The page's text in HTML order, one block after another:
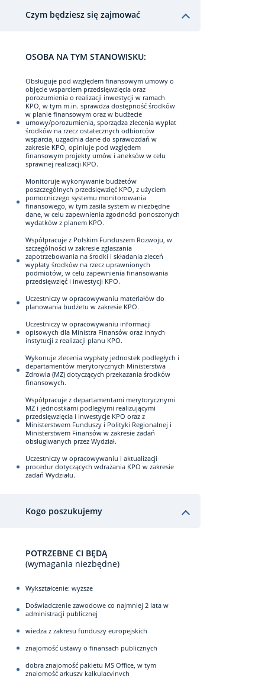
Czym będziesz się zajmować
OSOBA NA TYM STANOWISKU:
Obsługuje pod względem finansowym umowy o
objęcie wsparciem przedsięwzięcia oraz
porozumienia o realizacji inwestycji w ramach
KPO, w tym m.in. sprawdza dostępność środków
w planie finansowym oraz w budżecie
umowy/porozumienia, sporządza zlecenia wypłat
środków na rzecz ostatecznych odbiorców
wsparcia, uzgadnia dane do sprawozdań w
zakresie KPO, opiniuje pod względem
finansowym projekty umów i aneksów w celu
sprawnej realizacji KPO.
Monitoruje wykonywanie budżetów
poszczególnych przedsięwzięć KPO, z użyciem
pomocniczego systemu monitorowania
finansowego, w tym zasila system w niezbędne
dane, w celu zapewnienia zgodności ponoszonych
wydatków z planem KPO.
Współpracuje z Polskim Funduszem Rozwoju, w
szczególności w zakresie zgłaszania
zapotrzebowania na środki i składania zleceń
wypłaty środków na rzecz uprawnionych
podmiotów, w celu zapewnienia finansowania
przedsięwzięć i inwestycji KPO.
Uczestniczy w opracowywaniu materiałów do
planowania budżetu w zakresie KPO.
Uczestniczy w opracowywaniu informacji
opisowych dla Ministra Finansów oraz innych
instytucji z realizacji planu KPO.
Wykonuje zlecenia wypłaty jednostek podległych i
departamentów merytorycznych Ministerstwa
Zdrowia (MZ) dotyczących przekazania środków
finansowych.
Współpracuje z departamentami merytorycznymi
MZ i jednostkami podległymi realizującymi
przedsięwzięcia i inwestycje KPO oraz z
Ministerstwem Funduszy i Polityki Regionalnej i
Ministerstwem Finansów w zakresie zadań
obsługiwanych przez Wydział.
Uczestniczy w opracowywaniu i aktualizacji
procedur dotyczących wdrażania KPO w zakresie
zadań Wydziału.
Kogo poszukujemy
POTRZEBNE CI BĘDĄ
(wymagania niezbędne)
Wykształcenie: wyższe
Doświadczenie zawodowe co najmniej 2 lata w
administracji publicznej
wiedza z zakresu funduszy europejskich
znajomość ustawy o finansach publicznych
dobra znajomość pakietu MS Office, w tym
znajomość arkuszy kalkulacyjnych